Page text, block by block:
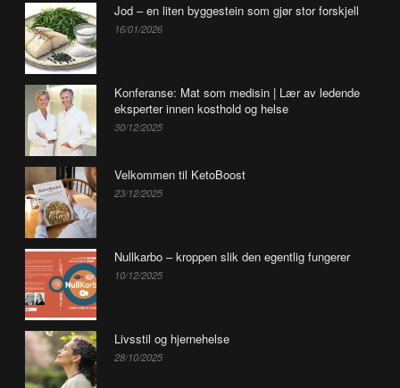
Jod – en liten byggestein som gjør stor forskjell
16/01/2026
Konferanse: Mat som medisin | Lær av ledende
eksperter innen kosthold og helse
30/12/2025
Velkommen til KetoBoost
23/12/2025
Nullkarbo – kroppen slik den egentlig fungerer
10/12/2025
Livsstil og hjernehelse
28/10/2025